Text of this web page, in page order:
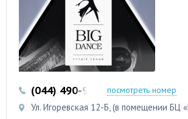
(044) 490-90-99посмотреть номер
Ул. Игоревская 12-Б, (в помещении БЦ